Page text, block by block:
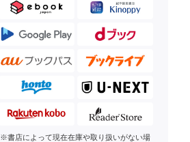
※書店によって現在在庫や取り扱いがない場